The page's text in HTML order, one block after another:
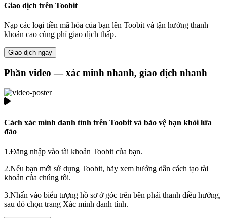
Giao dịch trên Toobit
Nạp các loại tiền mã hóa của bạn lên Toobit và tận hưởng thanh
khoản cao cùng phí giao dịch thấp.
Giao dịch ngay
Phần video — xác minh nhanh, giao dịch nhanh
Cách xác minh danh tính trên Toobit và bảo vệ bạn khỏi lừa
đảo
1.Đăng nhập vào tài khoản Toobit của bạn.
2.Nếu bạn mới sử dụng Toobit, hãy xem hướng dẫn cách tạo tài
khoản của chúng tôi.
3.Nhấn vào biểu tượng hồ sơ ở góc trên bên phải thanh điều hướng,
sau đó chọn trang Xác minh danh tính.